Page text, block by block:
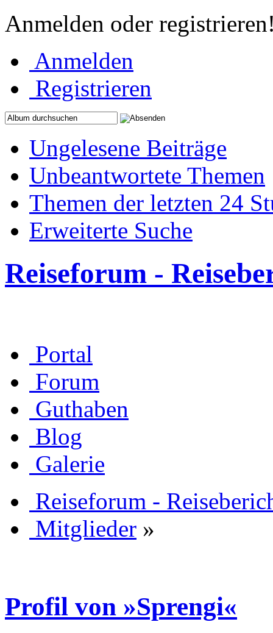
Anmelden oder
Anmelden
Registrieren
Ungelesene Beiträge
Unbeantwortete Themen
Themen der letzten 24
Erweiterte Suche
Reiseforum -
Portal
Forum
Guthaben
Blog
Galerie
Reiseforum -
Mitglieder »
Profil von »Sprengi«